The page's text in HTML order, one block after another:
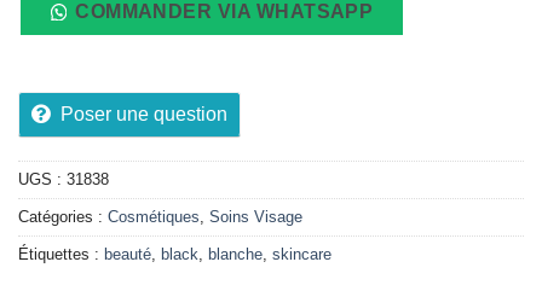
COMMANDER VIA WHATSAPP
Poser une question
UGS : 31838
Catégories : Cosmétiques Soins Visage
Étiquettes : beauté black blanche skincare